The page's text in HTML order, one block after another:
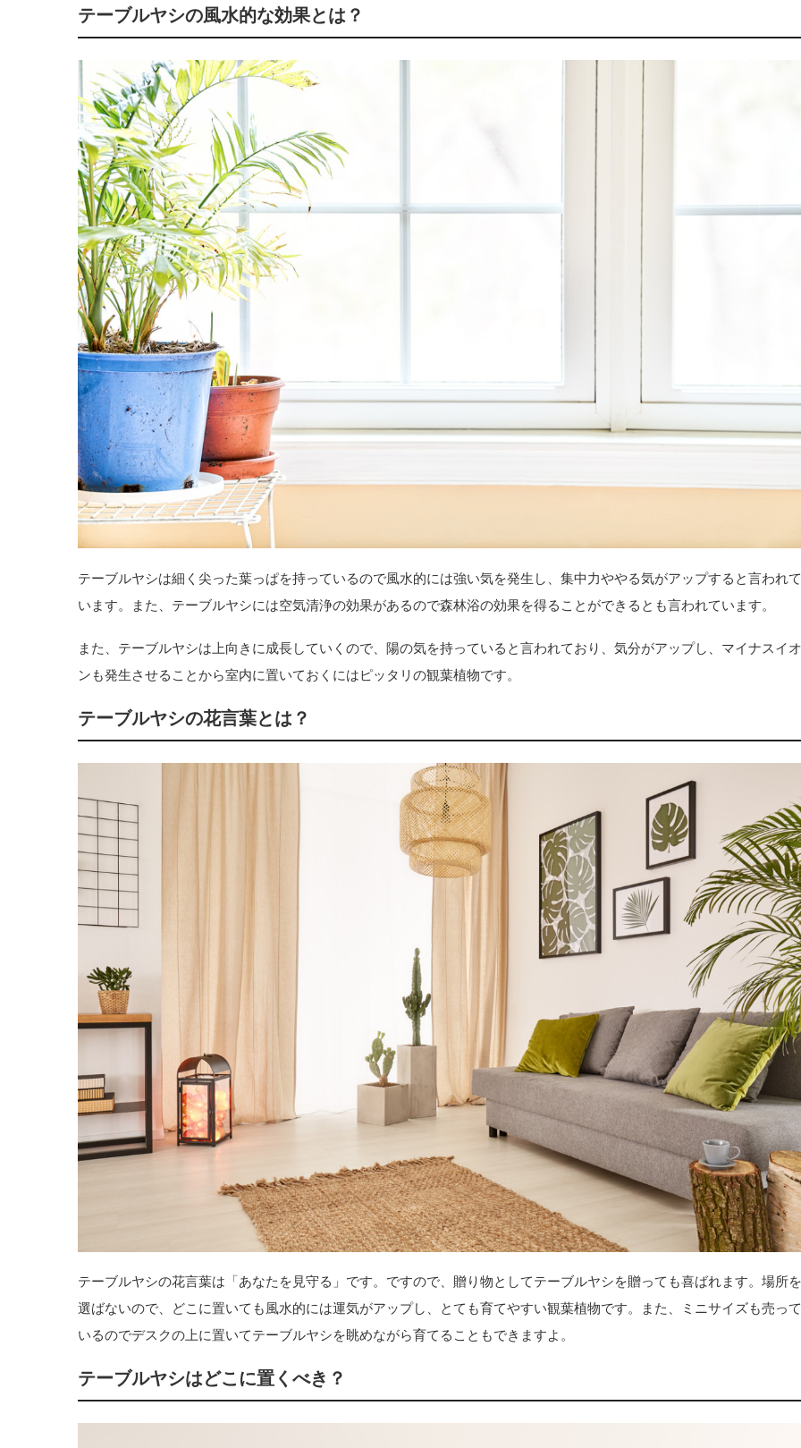
テーブルヤシの風水的な効果とは？
テーブルヤシは細く尖った葉っぱを持っているので風水的には強い気を発生し、集中力ややる気がアップすると言われて
います。また、テーブルヤシには空気清浄の効果があるので森林浴の効果を得ることができるとも言われています。
また、テーブルヤシは上向きに成長していくので、陽の気を持っていると言われており、気分がアップし、マイナスイオ
ンも発生させることから室内に置いておくにはピッタリの観葉植物です。
テーブルヤシの花言葉とは？
テーブルヤシの花言葉は「あなたを見守る」です。ですので、贈り物としてテーブルヤシを贈っても喜ばれます。場所を
選ばないので、どこに置いても風水的には運気がアップし、とても育てやすい観葉植物です。また、ミニサイズも売って
いるのでデスクの上に置いてテーブルヤシを眺めながら育てることもできますよ。
テーブルヤシはどこに置くべき？